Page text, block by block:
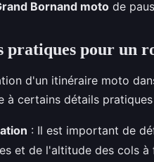
Bornand moto de
pratiques pour un
d'un itinéraire moto
à certains détails pratiques
: Il est important de
et de l'altitude des cols à